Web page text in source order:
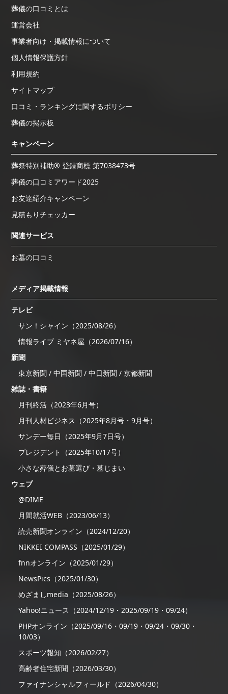
葬儀の口コミとは
運営会社
事業者向け・掲載情報について
個人情報保護方針
利用規約
サイトマップ
口コミ・ランキングに関するポリシー
葬儀の掲示板
キャンペーン
葬祭特別補助® 登録商標 第7038473号
葬儀の口コミアワード2025
お友達紹介キャンペーン
見積もりチェッカー
関連サービス
お墓の口コミ
メディア掲載情報
テレビ
サン！シャイン（2025/08/26）
情報ライブ ミヤネ屋（2026/07/16）
新聞
東京新聞 / 中国新聞 / 中日新聞 / 京都新聞
雑誌・書籍
月刊終活（2023年6月号）
月刊人材ビジネス（2025年8月号・9月号）
サンデー毎日（2025年9月7日号）
プレジデント（2025年10/17号）
小さな葬儀とお墓選び・墓じまい
ウェブ
@DIME
月間就活WEB（2023/06/13）
読売新聞オンライン（2024/12/20）
NIKKEI COMPASS（2025/01/29）
fnnオンライン（2025/01/29）
NewsPics（2025/01/30）
めざましmedia（2025/08/26）
Yahoo!ニュース（2024/12/19・2025/09/19・09/24）
PHPオンライン（2025/09/16・09/19・09/24・09/30・
10/03）
スポーツ報知（2026/02/27）
高齢者住宅新聞（2026/03/30）
ファイナンシャルフィールド（2026/04/30）